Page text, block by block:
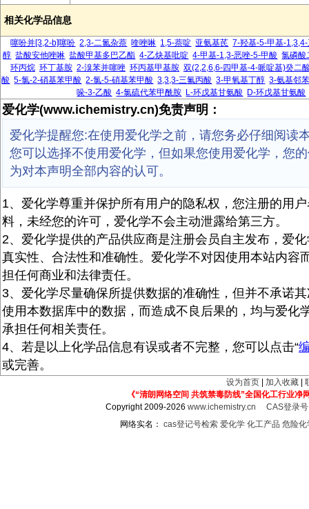
相关化学品信息
噻吩并[3,2-b]噻吩 2,3-二氮杂萘 喹唑啉 1,5-萘啶 亚氨基芪 7-羟基-5-甲基-
醇 盐酸安他唑啉 盐酸甲基多巴乙酯 4-乙炔基吡啶 4-甲基-1,3-恶唑-5-甲酸 氯磷酸
环丙烷 环丁基胺 2-溴苯并噻唑 环丙基甲基胺 双(2,2,6,6-四甲基-4-哌啶基)癸二
酸 5-氯-2-硝基苯甲酸 2-氯-5-硝基苯甲酸 3,3,3-三氟丙酸 3-甲氧基丁醇 3-氨基邻
哚-3-乙酸 4-氯硫代苯甲酰胺 L-环戊基甘氨酸 D-环戊基甘氨酸
爱化学(www.ichemistry.cn)免责声明：
爱化学提醒您:在使用爱化学之前，请您务必仔细阅读
您可以选择不使用爱化学，但如果您使用爱化学，您
为对本声明全部内容的认可。
1、爱化学尊重并保护所有用户的隐私权，您注册的用
料，未经您的许可，爱化学不会主动泄露给第三方。
2、爱化学提供的产品供应商是注册会员自主发布，爱
真实性、合法性和准确性。爱化学不对因使用本站内容
担任何商业和法律责任。
3、爱化学尽量确保所提供数据的准确性，但并不承诺
使用本数据库中的数据，而造成不良后果的，均与爱化
承担任何相关责任。
4、若是以上化学品信息有误或者不完整，您可以点击“
或完善。
设为首页 加入收藏
《“清朗网络空间 共筑禁毒防线”全国化工行业净
Copyright 2009-2026www.ichemistry.cn
CAS登录
网络实名： cas登记号检索 爱化学 化工产品 危险化